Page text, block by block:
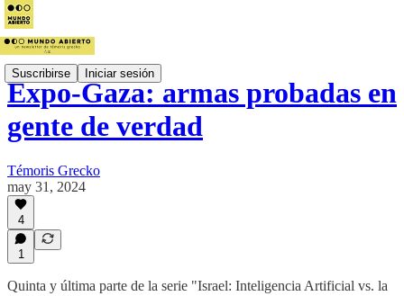
Suscribirse Iniciar sesión
Expo-Gaza: armas probadas en
gente de verdad
Témoris Grecko
may 31, 2024
4
1
Quinta y última parte de la serie "Israel: Inteligencia Artificial vs. la